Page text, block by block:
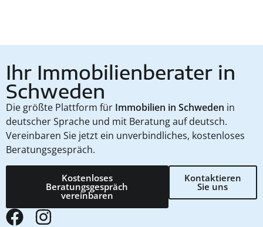
Ihr Immobilienberater in
Schweden
Die größte Plattform für Immobilien in Schweden in
deutscher Sprache und mit Beratung auf deutsch.
Vereinbaren Sie jetzt ein unverbindliches, kostenloses
Beratungsgespräch.
Kostenloses
Beratungsgespräch
vereinbaren
Kontaktieren
Sie uns